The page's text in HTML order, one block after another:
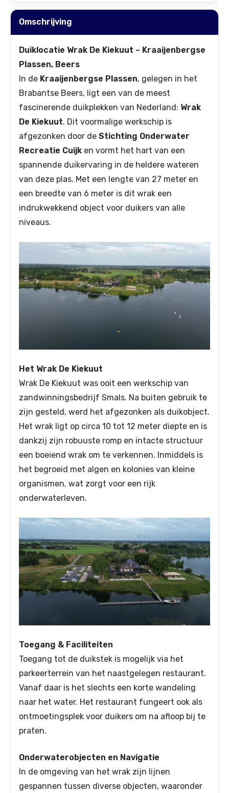
Omschrijving
Duiklocatie Wrak De Kiekuut – Kraaijenbergse
Plassen, Beers
In de Kraaijenbergse Plassen, gelegen in het
Brabantse Beers, ligt een van de meest
fascinerende duikplekken van Nederland: Wrak
De Kiekuut. Dit voormalige werkschip is
afgezonken door de Stichting Onderwater
Recreatie Cuijk en vormt het hart van een
spannende duikervaring in de heldere wateren
van deze plas. Met een lengte van 27 meter en
een breedte van 6 meter is dit wrak een
indrukwekkend object voor duikers van alle
niveaus.
Het Wrak De Kiekuut
Wrak De Kiekuut was ooit een werkschip van
zandwinningsbedrijf Smals. Na buiten gebruik te
zijn gesteld, werd het afgezonken als duikobject.
Het wrak ligt op circa 10 tot 12 meter diepte en is
dankzij zijn robuuste romp en intacte structuur
een boeiend wrak om te verkennen. Inmiddels is
het begroeid met algen en kolonies van kleine
organismen, wat zorgt voor een rijk
onderwaterleven.
Toegang & Faciliteiten
Toegang tot de duikstek is mogelijk via het
parkeerterrein van het naastgelegen restaurant.
Vanaf daar is het slechts een korte wandeling
naar het water. Het restaurant fungeert ook als
ontmoetingsplek voor duikers om na afloop bij te
praten.
Onderwaterobjecten en Navigatie
In de omgeving van het wrak zijn lijnen
gespannen tussen diverse objecten, waaronder